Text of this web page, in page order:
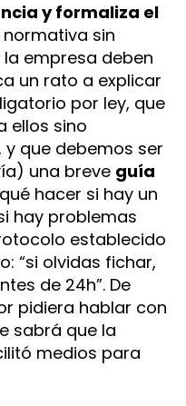
y formaliza el
sin
empresa deben
un rato a explicar
por ley, que
ellos sino
que debemos ser
una breve guía
hacer si hay un
hay problemas
establecido
“si olvidas fichar,
de 24h”. De
pidiera hablar con
sabrá que la
medios para